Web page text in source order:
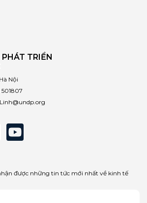
TRIỂN
Nội
được những tin tức mới nhất về kinh tế